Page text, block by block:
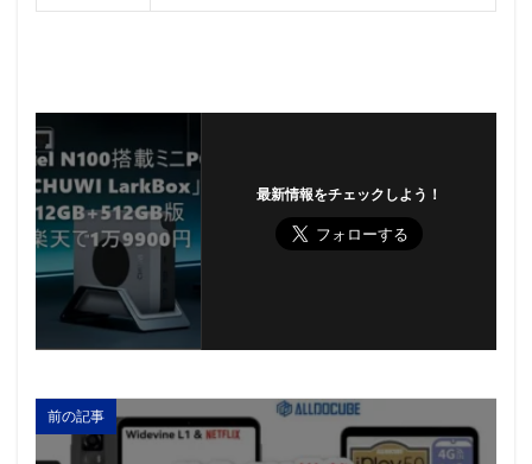
最新情報をチェックしよう！
前の記事